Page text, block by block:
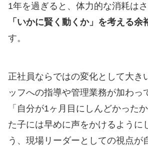
1年を過ぎると、体力的な消耗は
「いかに賢く動くか」を考える余
す。
正社員ならではの変化として大き
ッフへの指導や管理業務が加わっ
「自分が1ヶ月目にしんどかった
た子には早めに声をかけるように
う、現場リーダーとしての視点が